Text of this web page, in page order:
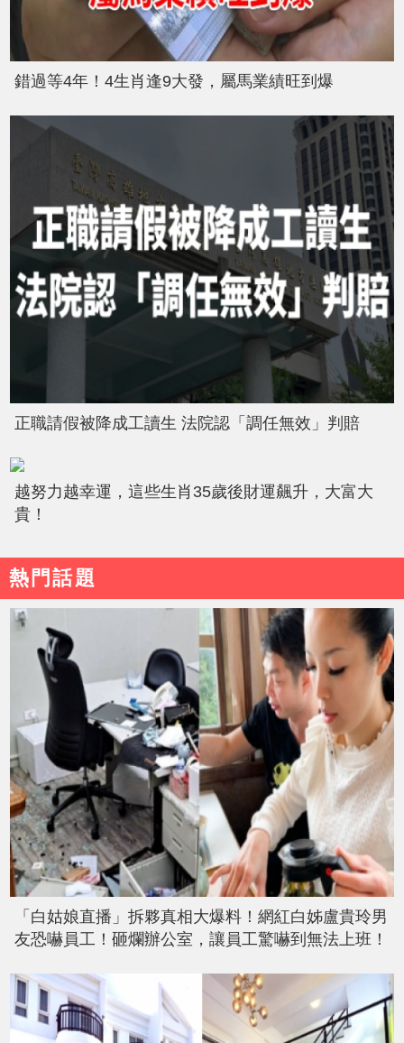
錯過等4年！4生肖逢9大發，屬馬業績旺到爆
正職請假被降成工讀生 法院認「調任無效」判賠
越努力越幸運，這些生肖35歲後財運飆升，大富大
貴！
熱門話題
「白姑娘直播」拆夥真相大爆料！網紅白姊盧貴玲男
友恐嚇員工！砸爛辦公室，讓員工驚嚇到無法上班！